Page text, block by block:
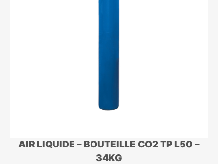
AIR LIQUIDE – BOUTEILLE CO2 TP L50 –
34KG